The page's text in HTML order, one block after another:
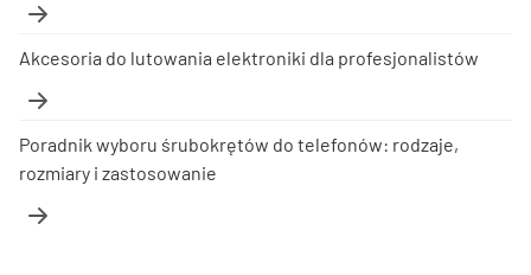
Akcesoria do lutowania elektroniki dla profesjonalistów
Poradnik wyboru śrubokrętów do telefonów: rodzaje,
rozmiary i zastosowanie